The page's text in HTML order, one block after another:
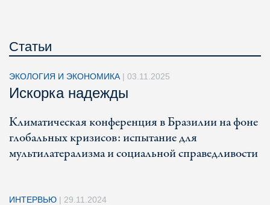
Статьи
ЭКОЛОГИЯ И ЭКОНОМИКА | 03.11.2025
Искорка надежды
Климатическая конференция в Бразилии на фоне
глобальных кризисов: испытание для
мультилатерализма и социальной справедливости
ИНТЕРВЬЮ | 29.11.2024